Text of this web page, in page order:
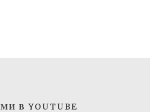
МИ В YOUTUBE